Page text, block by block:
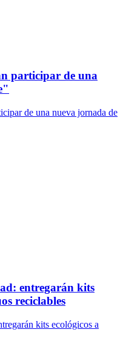
participar de una
entregarán kits
reciclables